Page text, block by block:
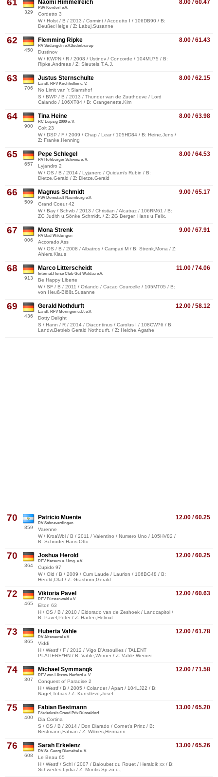
61
329
8.00 / 60.47
Naomi Himmelreich
PSV Kördorf e.V.
Cordetto 3
W / Holst / B / 2013 / Cormint / Acodetto I / 106DB90 / B:
Deußer,Helge / Z: Labuj,Susanne
62
450
8.00 / 61.43
Flemming Ripke
RV Südangeln e.V.Süderbrarup
Dustinov
W / KWPN / R / 2008 / Ustinov / Concorde / 104MU75 / B:
Ripke,Andreas / Z: Sleutels,T.A.J.
63
706
8.00 / 62.15
Justus Sternschulte
Ländl. RFV Kirchhellen e. V.
No Limit van 't Siamshof
S / BWP / B / 2013 / Thunder van de Zuuthoeve / Lord
Calando / 106XT84 / B: Grangenette,Kim
64
900
8.00 / 63.98
Tina Heine
RC Leipzig 2000 e. V.
Colt 23
W / DSP / F / 2009 / Chap / Lear / 105HD84 / B: Heine,Jens /
Z: Franke,Henning
65
657
8.00 / 64.53
Pepe Schlegel
RV Hohburger Schweiz e. V.
Lyjandro 2
W / OS / B / 2014 / Lyjanero / Quidam's Rubin / B:
Dietze,Gerald / Z: Dietze,Gerald
66
509
9.00 / 65.17
Magnus Schmidt
PSV Domstadt Naumburg e.V.
Grand Coeur 42
W / Bay / Schwb / 2013 / Christian / Alcatraz / 106RM61 / B:
ZG Judith u.Sönke Schmidt, / Z: ZG Berger, Hans u.Felix,
67
006
9.00 / 67.91
Mona Strenk
RV Bad Wildungen
Accorado Ass
W / OS / B / 2008 / Albatros / Campari M / B: Strenk,Mona / Z:
Ahlers,Klaus
68
913
11.00 / 74.06
Marco Litterscheidt
Internat.Horse Club Gut Waldau e.V.
Be Happy Liberte
W / SF / B / 2011 / Orlando / Cacao Courcelle / 105MT05 / B:
von Heuß-Blößt,Susanne
69
436
12.00 / 58.12
Gerald Nothdurft
Ländl. RFV Moringen u.U. e.V.
Dotty Delight
S / Hann / R / 2014 / Diacontinus / Carolus I / 108CW76 / B:
Landw.Betrieb Gerald Nothdurft, / Z: Heiche,Agathe
70
859
12.00 / 60.25
Patricio Muente
RV Schneverdingen
Varenne
W / KroaWbl / B / 2011 / Valentino / Numero Uno / 105HV82 /
B: Schröder,Hans-Otto
70
364
12.00 / 60.25
Joshua Herold
RFV Harsum u. Umg. e.V.
Cupido 97
W / Old / B / 2009 / Cum Laude / Laurion / 106BG48 / B:
Herold,Olaf / Z: Grashorn,Gerald
72
465
12.00 / 60.63
Viktoria Pavel
RFV Fürstenwald e.V.
Elton 63
H / OS / B / 2010 / Eldorado van de Zeshoek / Landcapitol /
B: Pavel,Peter / Z: Harten,Helmut
73
865
12.00 / 61.78
Huberta Vahle
RV Altenautal e.V.
Viddi
H / Westf / F / 2012 / Vigo D'Arsouilles / TALENT
PLATIERE*HN / B: Vahle,Werner / Z: Vahle,Werner
74
307
12.00 / 71.58
Michael Symmangk
RFV von Lützow Herford e. V.
Conquest of Paradise 2
H / Westf / B / 2005 / Colander / Apart / 104LJ22 / B:
Nagel,Tobias / Z: Kunstleve,Josef
75
400
13.00 / 65.20
Fabian Bestmann
Förderkreis Grand Prix Düsseldorf
Dia Cortina
S / OS / B / 2014 / Don Diarado / Cornet's Prinz / B:
Bestmann,Fabian / Z: Wilmes,Hermann
76
608
13.00 / 65.26
Sarah Erkelenz
RV St. Georg Diemeltal e. V.
Le Beau 65
H / Westf / Schi / 2007 / Baloubet du Rouet / Heraldik xx / B:
Schwedes,Lydia / Z: Montis Sp.zo.o.,